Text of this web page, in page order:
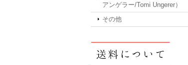
アンゲラー/Tomi Ungerer）
その他